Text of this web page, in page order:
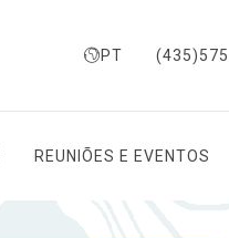
PT
REUNIÕES E EVENTOS